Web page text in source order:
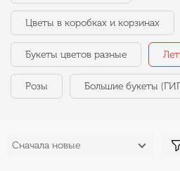
Цветы в коробках и корзинах
Букеты цветов разные
Розы Большие букеты
Сначала новые